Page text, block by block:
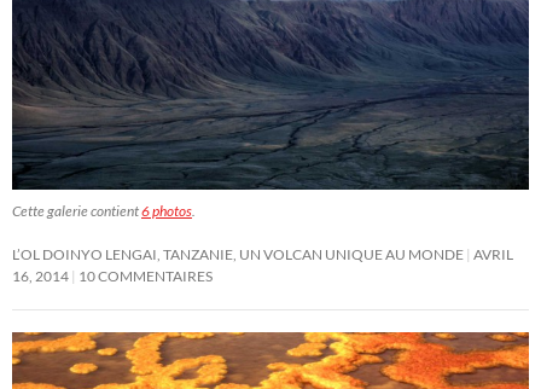
Cette galerie contient6 photos
L’OL DOINYO LENGAI, TANZANIE, UN VOLCAN UNIQUE AU MONDE AVRIL
16, 2014 10 COMMENTAIRES